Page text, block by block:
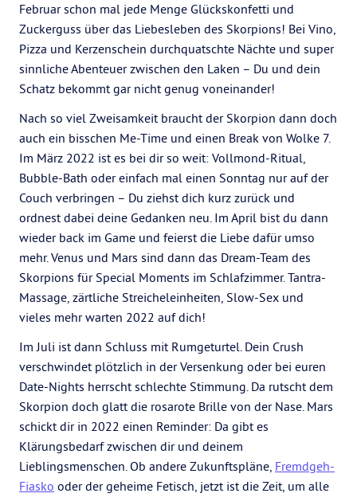
Februar schon mal jede Menge Glückskonfetti und
Zuckerguss über das Liebesleben des Skorpions! Bei Vino,
Pizza und Kerzenschein durchquatschte Nächte und super
sinnliche Abenteuer zwischen den Laken – Du und dein
Schatz bekommt gar nicht genug voneinander!
Nach so viel Zweisamkeit braucht der Skorpion dann doch
auch ein bisschen Me-Time und einen Break von Wolke 7.
Im März 2022 ist es bei dir so weit: Vollmond-Ritual,
Bubble-Bath oder einfach mal einen Sonntag nur auf der
Couch verbringen – Du ziehst dich kurz zurück und
ordnest dabei deine Gedanken neu. Im April bist du dann
wieder back im Game und feierst die Liebe dafür umso
mehr. Venus und Mars sind dann das Dream-Team des
Skorpions für Special Moments im Schlafzimmer. Tantra-
Massage, zärtliche Streicheleinheiten, Slow-Sex und
vieles mehr warten 2022 auf dich!
Im Juli ist dann Schluss mit Rumgeturtel. Dein Crush
verschwindet plötzlich in der Versenkung oder bei euren
Date-Nights herrscht schlechte Stimmung. Da rutscht dem
Skorpion doch glatt die rosarote Brille von der Nase. Mars
schickt dir in 2022 einen Reminder: Da gibt es
Klärungsbedarf zwischen dir und deinem
Lieblingsmenschen. Ob andere Zukunftspläne, Fremdgeh-
Fiasko oder der geheime Fetisch, jetzt ist die Zeit, um alle